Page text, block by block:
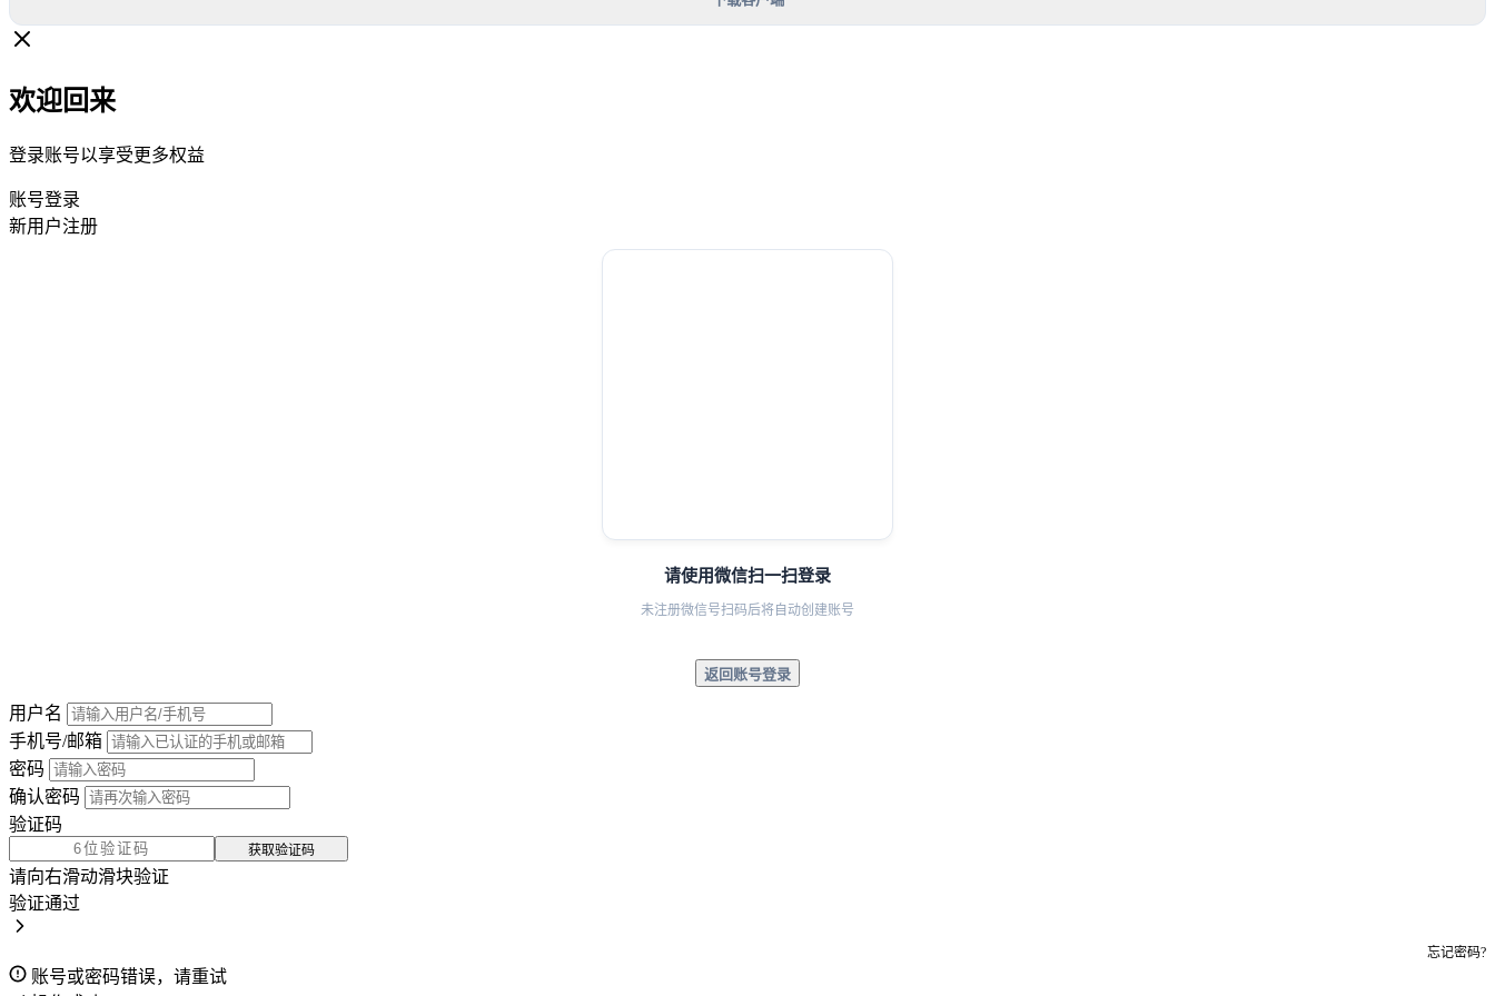
欢迎回来
登录账号以享受更多权益
账号登录
新用户注册
请使用微信扫一扫登录
未注册微信号扫码后将自动创建账号
返回账号登录
用户名
手机号/邮箱
密码
确认密码
验证码
获取验证码
请向右滑动滑块验证
验证通过
忘记密码?
账号或密码错误，请重试